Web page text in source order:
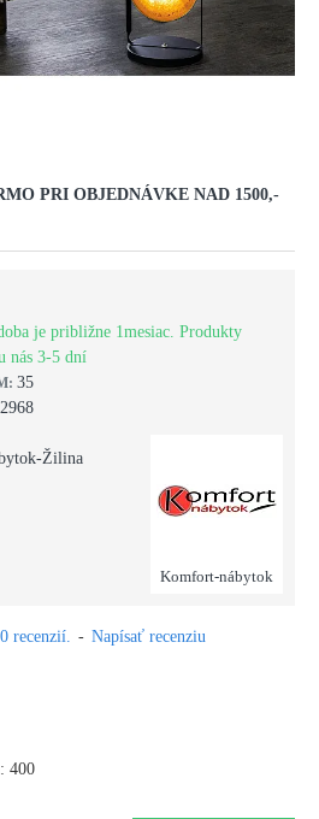
PRI OBJEDNÁVKE NAD 1500,-
je približne 1mesiac. Produkty
nás 3-5 dní
35
Žilina
Komfort-nábytok
recenzií. - Napísať recenziu
400